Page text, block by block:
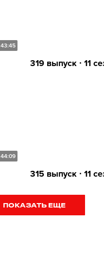
43:45
319 выпуск ∙ 11
44:09
315 выпуск ∙ 11
ПОКАЗАТЬ ЕЩЕ